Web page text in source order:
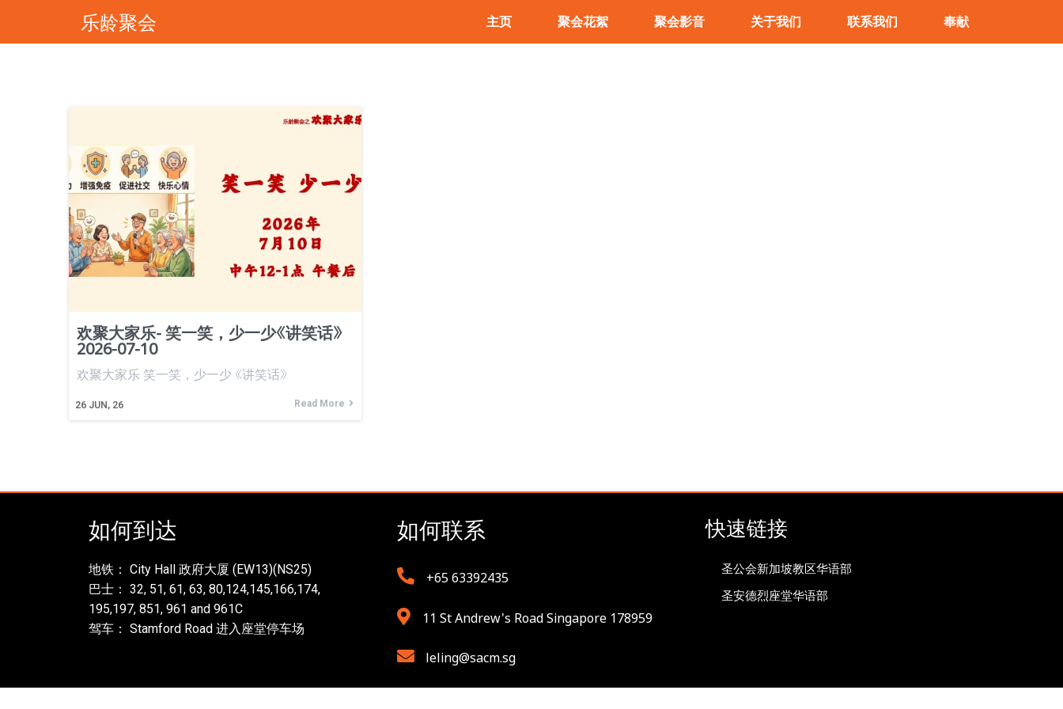
乐龄聚会 主页 聚会花絮 聚会影音 关于我们 联系我们 奉献
欢聚大家乐- 笑一笑，少一少《讲笑话》
2026-07-10
26 JUN, 26
欢聚大家乐 笑一笑，少一少 《讲笑话》
Read More
如何到达
地铁： City Hall 政府大厦 (EW13)(NS25)
巴士： 32, 51, 61, 63, 80,124,145,166,174,
195,197, 851, 961 and 961C
驾车： Stamford Road 进入座堂停车场
如何联系
+65 63392435
11 St Andrew's Road Singapore 178959
leling@sacm.sg
快速链接
圣公会新加坡教区华语部
圣安德烈座堂华语部